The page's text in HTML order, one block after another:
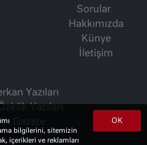
Sorular
Hakkımızda
Künye
İletişim
Yazıları
Gazete
OK
bilgilerini, sitemizin
içerikleri ve reklamları